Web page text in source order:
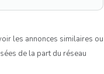
les annonces similaires ou
de la part du réseau